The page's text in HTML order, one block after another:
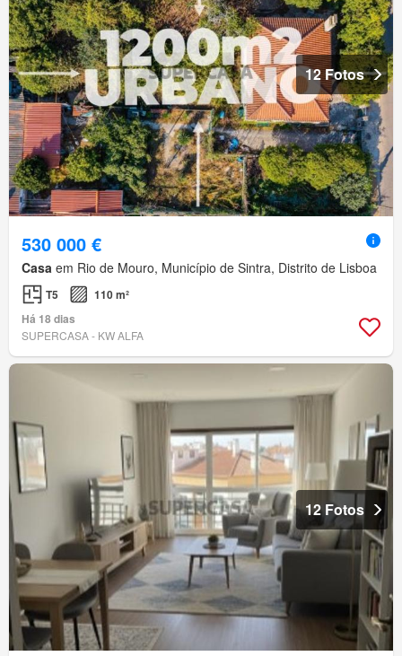
12 Fotos
530 000 €
Casa em Rio de Mouro, Município de Sintra, Distrito de Lisboa
T5
110 m²
Há 18 dias
SUPERCASA - KW ALFA
12 Fotos